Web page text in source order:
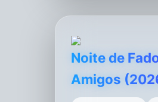
Noite de
Amigos